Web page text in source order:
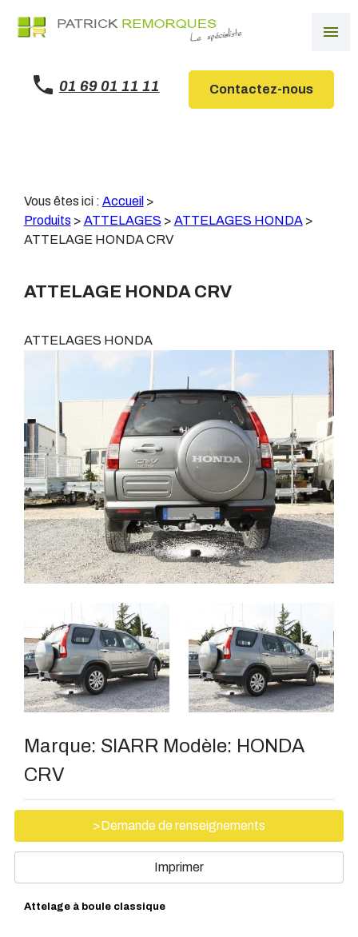
menu
01 69 01 11 11 Contactez-nous
Vous êtes ici : Accueil >
Produits > ATTELAGES > ATTELAGES HONDA>
ATTELAGE HONDA CRV
ATTELAGE HONDA CRV
ATTELAGES HONDA
Marque: SIARR Modèle: HONDA
CRV
>Demande de renseignements
Imprimer
Attelage à boule classique